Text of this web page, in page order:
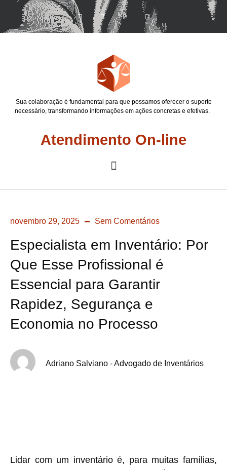
Sua colaboração é fundamental para que possamos oferecer o suporte
necessário, transformando informações em ações concretas e efetivas.
Atendimento On-line
novembro 29, 2025 Sem Comentários
Especialista em Inventário: Por
Que Esse Profissional é
Essencial para Garantir
Rapidez, Segurança e
Economia no Processo
Adriano Salviano - Advogado de Inventários
Lidar com um inventário é, para muitas famílias,